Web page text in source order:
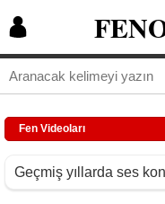
Fen Videoları
Geçmiş yıllarda ses